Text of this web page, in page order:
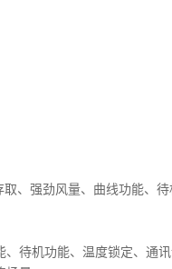
、强劲风量、曲线功能、
待机功能、温度锁定、通